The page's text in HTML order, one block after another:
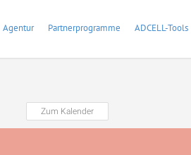
Agentur Partnerprogramme ADCELL-Tools
Zum Kalender